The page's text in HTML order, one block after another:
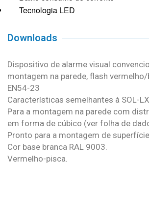
Tecnologia LED
Downloads
Dispositivo de alarme visual
montagem na parede, flash
EN54-23
Características semelhantes à SOL-
Para a montagem na parede com
em forma de cúbico (ver folha de
Pronto para a montagem de
Cor base branca RAL 9003.
Vermelho-pisca.